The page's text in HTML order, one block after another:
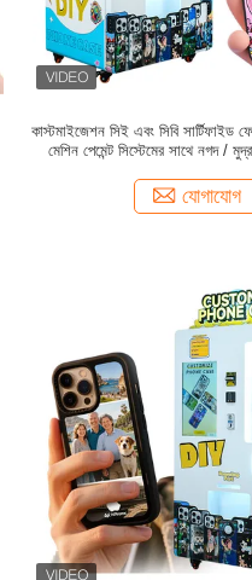
কাস্টমাইজেশন সিই এবং সিবি সার্টিফাইড
মেশিন পেমেন্ট সিস্টেমের সাথে নগদ /
যোগাযোগ